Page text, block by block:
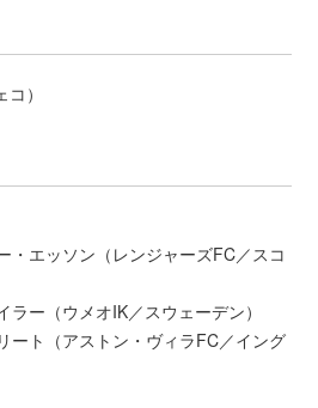
）
エッソン（レンジャーズFC／スコ
ー（ウメオIK／スウェーデン）
ト（アストン・ヴィラFC／イング